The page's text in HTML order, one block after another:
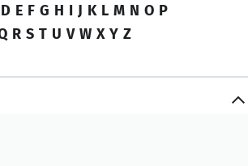
D E F G H I J K L M N O P
R S T U V W X Y Z